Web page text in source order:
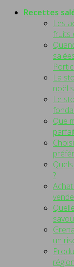
Recettes
Les
fruits
La
noël
Le
Que
?
un